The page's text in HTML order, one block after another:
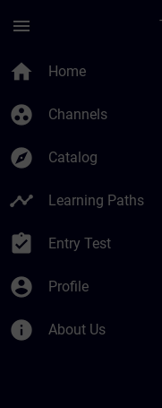
menu
home Home
group_work Channels
explore Catalog
timeline Learning Paths
assignment_turned_in Entry Test
account_circle Profile
info About Us